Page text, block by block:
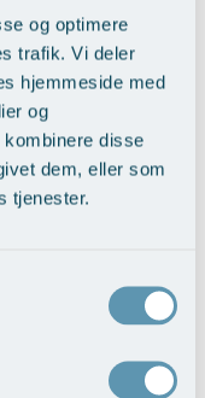
og optimere
trafik. Vi deler
hjemmeside med
og
disse
dem, eller som
tjenester.
som er mest